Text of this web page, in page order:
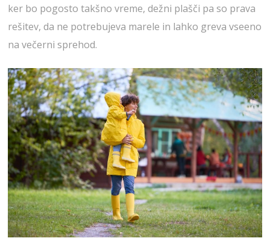
ker bo pogosto takšno vreme, dežni plašči pa so prava
rešitev, da ne potrebujeva marele in lahko greva vseeno
na večerni sprehod.